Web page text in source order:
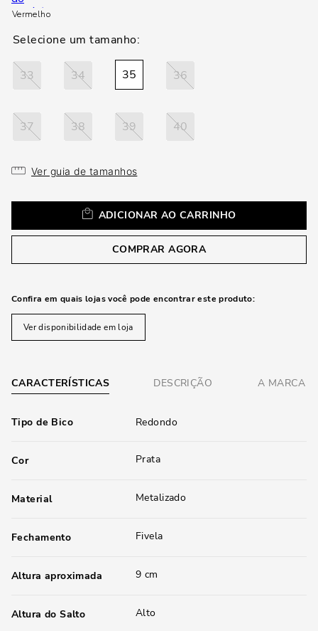
Vermelho
33 34 35 36
37 38 39 40
Ver guia de tamanhos
ADICIONAR AO CARRINHO
COMPRAR AGORA
Confira em quais lojas você pode encontrar este produto:
Ver disponibilidade em loja
CARACTERÍSTICAS DESCRIÇÃO A MARCA
Tipo de Bico Redondo
Cor Prata
Material Metalizado
Fechamento Fivela
Altura aproximada 9 cm
Altura do Salto Alto